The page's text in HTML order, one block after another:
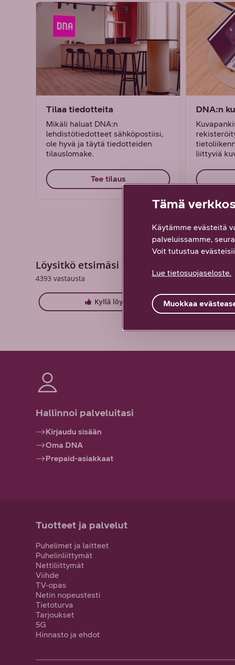
Tilaa tiedotteita
Mikäli haluat DNA:n
lehdistötiedotteet sähköpostiisi,
ole hyvä ja täytä tiedotteiden
tilauslomake.
Tee tilaus
DNA:n
liittyviä
Löysitkö etsimäsi tiedon tältä sivulta?
4393 vastausta
Kyllä löysin
Hallinnoi palveluitasi
Kirjaudu sisään
Oma DNA
Prepaid-asiakkaat
Tuotteet ja palvelut
Puhelimet ja laitteet
Puhelinliittymät
Nettiliittymät
Viihde
TV-opas
Netin nopeustesti
Tietoturva
Tarjoukset
5G
Hinnasto ja ehdot
Tämä
Käytämme evästeitä
palveluissamme,
Voit tutustua
Lue tietosuojaseloste.
Muokkaa